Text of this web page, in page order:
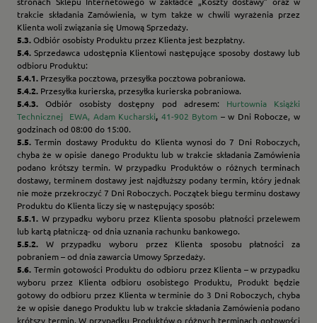
trakcie składania Zamówienia, w tym także w chwili wyrażenia przez
Klienta woli związania się Umową Sprzedaży.
5.3.Odbiór osobisty Produktu przez Klienta jest bezpłatny.
5.4. Sprzedawca udostępnia Klientowi następujące sposoby dostawy lub
odbioru Produktu:
5.4.1. Przesyłka pocztowa, przesyłka pocztowa pobraniowa.
5.4.2. Przesyłka kurierska, przesyłka kurierska pobraniowa.
5.4.3. Odbiór osobisty dostępny pod adresem: Hurtownia Książki
Technicznej EWA, Adam Kucharski, 41-902 Bytom – w Dni Robocze, w
godzinach od 08:00 do 15:00.
5.5. Termin dostawy Produktu do Klienta wynosi do 7 Dni Roboczych,
chyba że w opisie danego Produktu lub w trakcie składania Zamówienia
podano krótszy termin. W przypadku Produktów o różnych terminach
dostawy, terminem dostawy jest najdłuższy podany termin, który jednak
nie może przekroczyć 7 Dni Roboczych. Początek biegu terminu dostawy
Produktu do Klienta liczy się w następujący sposób:
5.5.1. W przypadku wyboru przez Klienta sposobu płatności przelewem
lub kartą płatniczą- od dnia uznania rachunku bankowego.
5.5.2. W przypadku wyboru przez Klienta sposobu płatności za
pobraniem – od dnia zawarcia Umowy Sprzedaży.
5.6. Termin gotowości Produktu do odbioru przez Klienta – w przypadku
wyboru przez Klienta odbioru osobistego Produktu, Produkt będzie
gotowy do odbioru przez Klienta w terminie do 3 Dni Roboczych, chyba
że w opisie danego Produktu lub w trakcie składania Zamówienia podano
krótszy termin. W przypadku Produktów o różnych terminach gotowości